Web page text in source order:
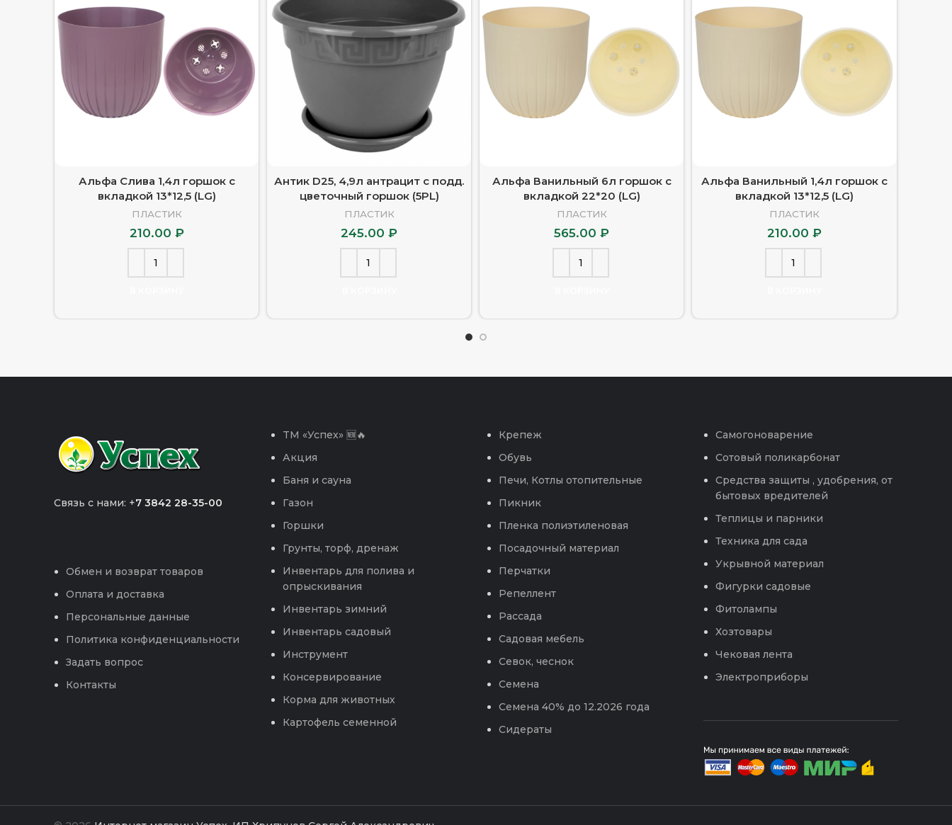
Альфа Слива 1,4л горшок с
вкладкой 13*12,5 (LG)
ПЛАСТИК
210.00 ₽
Антик D25, 4,9л антрацит с подд.
цветочный горшок (5PL)
ПЛАСТИК
245.00₽
Альфа Ванильный 6л горшок с
вкладкой 22*20 (LG)
ПЛАСТИК
565.00₽
Альфа Ванильный 1,4л горшок с
вкладкой 13*12,5 (LG)
ПЛАСТИК
210.00 ₽
Связь с нами: +7 3842 28-35-00
Обмен и возврат товаров
Оплата и доставка
Персональные данные
Политика конфиденциальности
Задать вопрос
Контакты
TM «Успех» 🆕🔥
Акция
Баня и сауна
Газон
Горшки
Грунты, торф, дренаж
Инвентарь для полива и
опрыскивания
Инвентарь зимний
Инвентарь садовый
Инструмент
Консервирование
Корма для животных
Картофель семенной
Крепеж
Обувь
Печи, Котлы отопительные
Пикник
Пленка полиэтиленовая
Посадочный материал
Перчатки
Репеллент
Рассада
Садовая мебель
Севок, чеснок
Семена
Семена 40% до 12.2026 года
Сидераты
Самогоноварение
Сотовый поликарбонат
Средства защиты , удобрения, от
бытовых вредителей
Теплицы и парники
Техника для сада
Укрывной материал
Фигурки садовые
Фитолампы
Хозтовары
Чековая лента
Электроприборы